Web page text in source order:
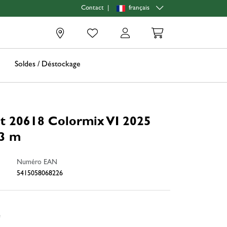
Contact français
Soldes / Déstockage
20618 Colormix VI 2025
m
Numéro EAN
5415058068226